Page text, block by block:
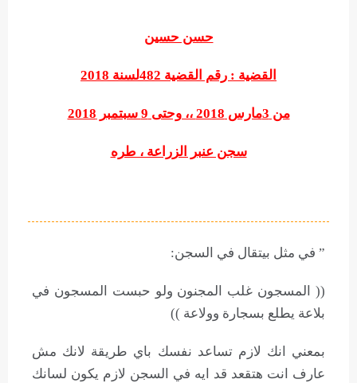
حسن حسين
القضية : رقم القضية 482لسنة 2018
من 3مارس 2018 ،، وحتى 9 سبتمبر 2018
سجن عنبر الزراعة ، طره
” في مثل بيتقال في السجن:
(( المسجون غلب المجنون ولو حبست المسجون في
بلاعة يطلع بسجارة وولاعة ))
بمعني انك لازم تساعد نفسك باي طريقة لانك مش
عارف انت هتقعد قد ايه في السجن لازم يكون لسانك